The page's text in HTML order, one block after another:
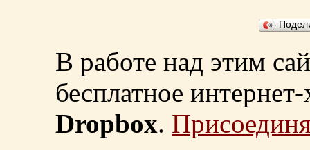
В работе над этим
бесплатное
Dropbox.